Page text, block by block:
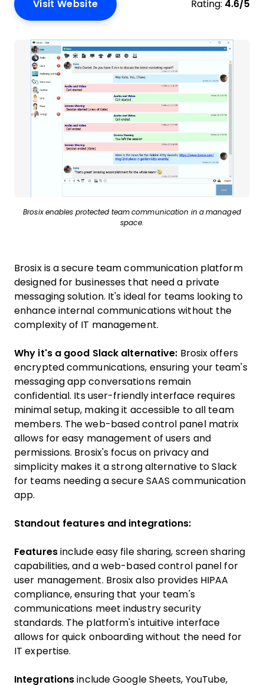
Visit Website Rating: 4.6/5
Brosix enables protected team communication in a managed
space.
Brosix is a secure team communication platform
designed for businesses that need a private
messaging solution. It's ideal for teams looking to
enhance internal communications without the
complexity of IT management.
Why it's a good Slack alternative: Brosix offers
encrypted communications, ensuring your team's
messaging app conversations remain
confidential. Its user-friendly interface requires
minimal setup, making it accessible to all team
members. The web-based control panel matrix
allows for easy management of users and
permissions. Brosix's focus on privacy and
simplicity makes it a strong alternative to Slack
for teams needing a secure SAAS communication
app.
Standout features and integrations:
Featuresinclude easy file sharing, screen sharing
capabilities, and a web-based control panel for
user management. Brosix also provides HIPAA
compliance, ensuring that your team's
communications meet industry security
standards. The platform's intuitive interface
allows for quick onboarding without the need for
IT expertise.
Integrationsinclude Google Sheets, YouTube,